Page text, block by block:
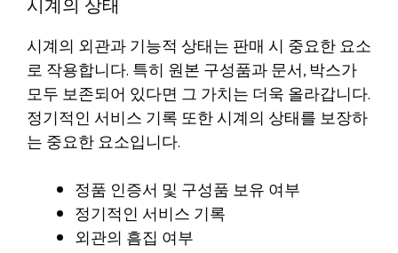
시계의 상태
시계의 외관과 기능적 상태는 판매 시 중요한 요소
로 작용합니다. 특히 원본 구성품과 문서, 박스가
모두 보존되어 있다면 그 가치는 더욱 올라갑니다.
정기적인 서비스 기록 또한 시계의 상태를 보장하
는 중요한 요소입니다.
정품 인증서 및 구성품 보유 여부
정기적인 서비스 기록
외관의 흠집 여부